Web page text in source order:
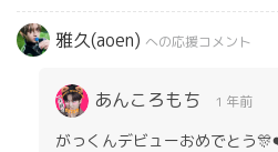
雅久(aoen) への応援コメント
あんころもち 1 年前
がっくんデビューおめでとう